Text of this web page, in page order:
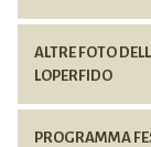
ALTRE FOTO
LOPERFIDO
PROGRAMMA